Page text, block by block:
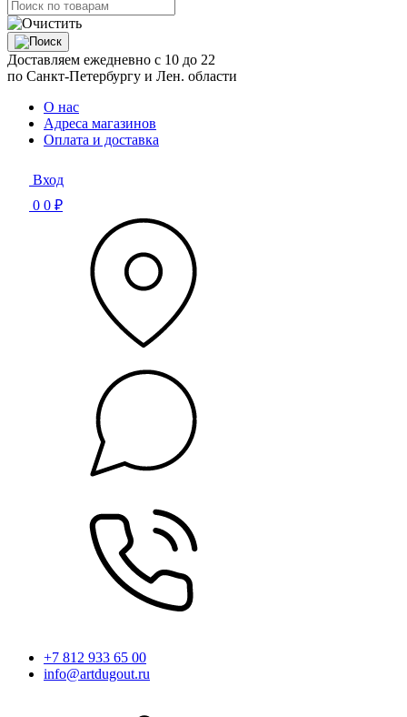
Доставляем ежедневно с 10 до 22
по Санкт-Петербургу и Лен. области
О нас
Адреса магазинов
Оплата и доставка
Вход
0 0 ₽
+7 812 933 65 00
info@artdugout.ru